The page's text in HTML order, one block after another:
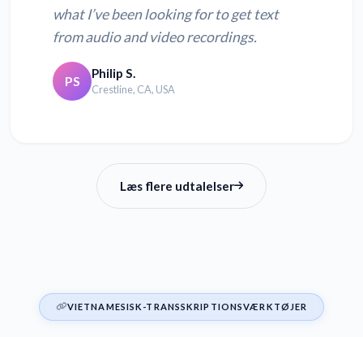
what I’ve been looking for to get text
from audio and video recordings.
PS Philip S.
Crestline, CA, USA
Læs flere udtalelser
VIETNAMESISK-TRANSSKRIPTIONSVÆRKTØJER